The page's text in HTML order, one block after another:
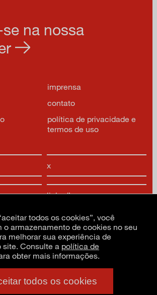
x
linkedIn
google arts & culture
na nossa
imprensa
contato
política de privacidade e
termos de uso
todos os cookies”, você
o armazenamento de cookies no seu
melhorar sua experiência de
site. Consulte a política de
obter mais informações.
todos os cookies